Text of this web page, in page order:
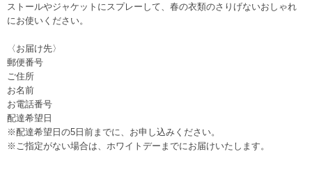
ストールやジャケットにスプレーして、春の衣類のさりげないおしゃれ
にお使いください。
〈お届け先〉
郵便番号
ご住所
お名前
お電話番号
配達希望日
※配達希望日の5日前までに、お申し込みください。
※ご指定がない場合は、ホワイトデーまでにお届けいたします。